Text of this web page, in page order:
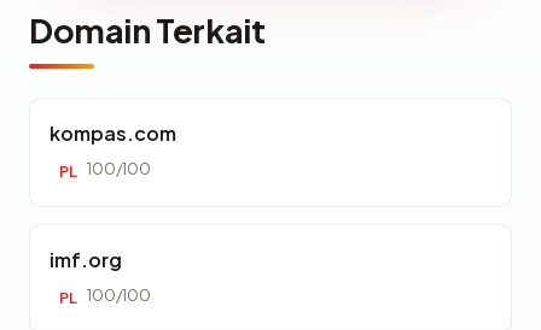
Domain Terkait
kompas.com
PL 100/100
imf.org
PL 100/100